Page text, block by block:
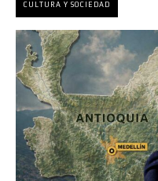
CULTURA Y SOCIEDAD